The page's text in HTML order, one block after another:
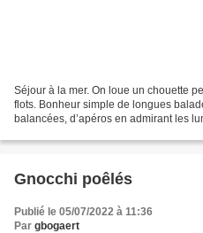
Séjour à la mer. On loue un chouette
flots. Bonheur simple de longues
balancées, d’apéros en admirant les
Gnocchi poêlés
Publié le 05/07/2022 à 11:36
Par gbogaert